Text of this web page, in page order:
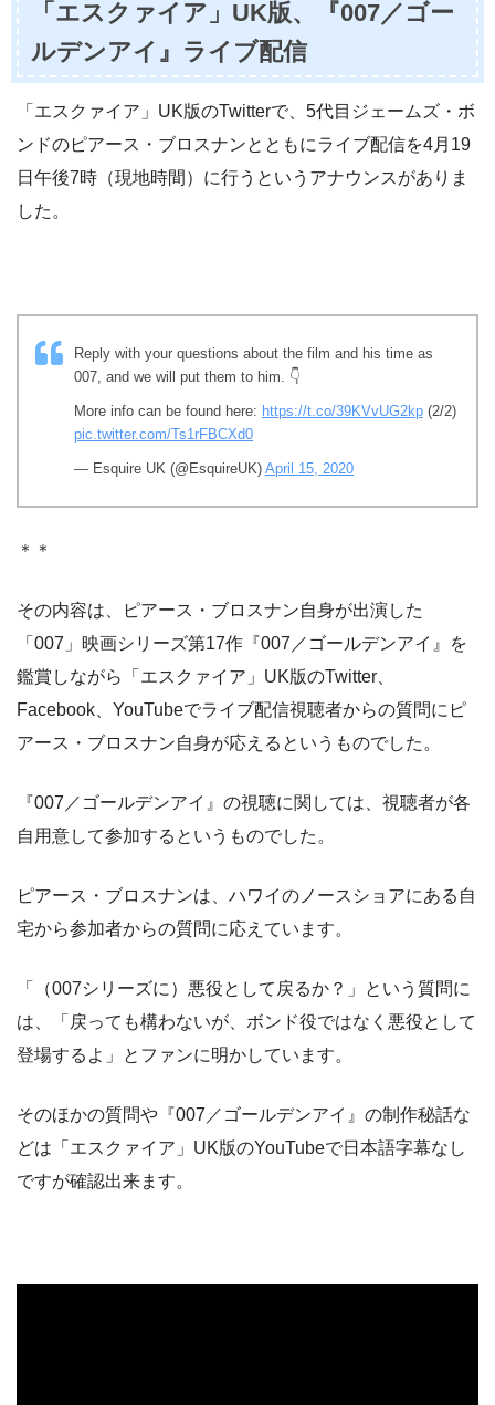
「エスクァイア」UK版、『007／ゴー
ルデンアイ』ライブ配信
「エスクァイア」UK版のTwitterで、5代目ジェームズ・ボ
ンドのピアース・ブロスナンとともにライブ配信を4月19
日午後7時（現地時間）に行うというアナウンスがありま
した。
Reply with your questions about the film and his time as
007, and we will put them to him. 👇
More info can be found here: https://t.co/39KVvUG2kp (2/2)
pic.twitter.com/Ts1rFBCXd0
— Esquire UK (@EsquireUK) April 15, 2020
＊＊
その内容は、ピアース・ブロスナン自身が出演した
「007」映画シリーズ第17作『007／ゴールデンアイ』を
鑑賞しながら「エスクァイア」UK版のTwitter、
Facebook、YouTubeでライブ配信視聴者からの質問にピ
アース・ブロスナン自身が応えるというものでした。
『007／ゴールデンアイ』の視聴に関しては、視聴者が各
自用意して参加するというものでした。
ピアース・ブロスナンは、ハワイのノースショアにある自
宅から参加者からの質問に応えています。
「（007シリーズに）悪役として戻るか？」という質問に
は、「戻っても構わないが、ボンド役ではなく悪役として
登場するよ」とファンに明かしています。
そのほかの質問や『007／ゴールデンアイ』の制作秘話な
どは「エスクァイア」UK版のYouTubeで日本語字幕なし
ですが確認出来ます。